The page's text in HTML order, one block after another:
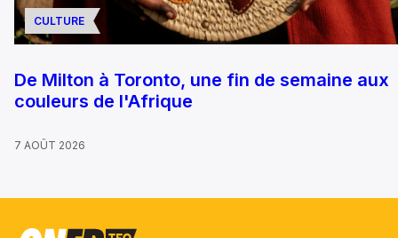
CULTURE
De Milton à Toronto, une fin de semaine aux
couleurs de l'Afrique
7 AOÛT 2026